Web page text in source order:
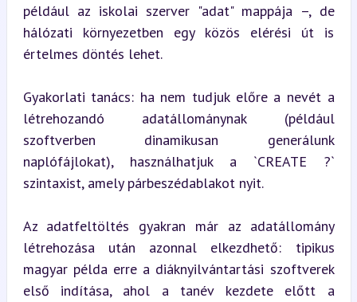
például az iskolai szerver "adat" mappája –, de
hálózati környezetben egy közös elérési út is
értelmes döntés lehet.
Gyakorlati tanács: ha nem tudjuk előre a nevét a
létrehozandó adatállománynak (például
szoftverben dinamikusan generálunk
naplófájlokat), használhatjuk a `CREATE ?`
szintaxist, amely párbeszédablakot nyit.
Az adatfeltöltés gyakran már az adatállomány
létrehozása után azonnal elkezdhető: tipikus
magyar példa erre a diáknyilvántartási szoftverek
első indítása, ahol a tanév kezdete előtt a